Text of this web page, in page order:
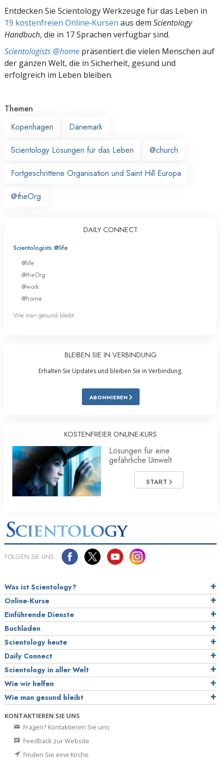
Entdecken Sie Scientology Werkzeuge für das Leben in
19 kostenfreien Online‑Kursen aus dem Scientology
Handbuch, die in 17 Sprachen verfügbar sind.
Scientologists @home präsentiert die vielen Menschen auf
der ganzen Welt, die in Sicherheit, gesund und
erfolgreich im Leben bleiben.
Themen
Kopenhagen
Dänemark
Scientology Lösungen für das Leben @church
Fortgeschrittene Organisation und Saint Hill Europa
@theOrg
DAILY CONNECT
Scientologists @life
@life
@theOrg
@work
@home
Wie man gesund bleibt
BLEIBEN SIE IN VERBINDUNG
Erhalten Sie Updates und bleiben Sie in Verbindung.
ABONNIEREN
KOSTENFREIER ONLINE-KURS
Lösungen für eine
gefährliche Umwelt
START
FOLGEN SIE UNS
Was ist Scientology?
Online-Kurse
Einführende Dienste
Buchladen
Scientology heute
Daily Connect
Scientology in aller Welt
Wie wir helfen
Wie man gesund bleibt
KONTAKTIEREN SIE UNS
Fragen? Kontaktieren Sie uns
Feedback zur Website
Finden Sie eine Kirche